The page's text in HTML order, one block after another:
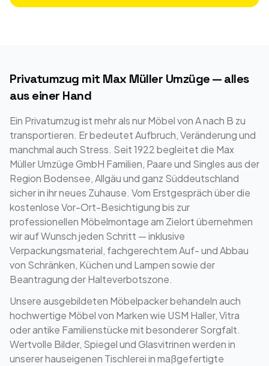
Privatumzug mit Max Müller Umzüge — alles
aus einer Hand
Ein Privatumzug ist mehr als nur Möbel von A nach B zu
transportieren. Er bedeutet Aufbruch, Veränderung und
manchmal auch Stress. Seit 1922 begleitet die Max
Müller Umzüge GmbH Familien, Paare und Singles aus der
Region Bodensee, Allgäu und ganz Süddeutschland
sicher in ihr neues Zuhause. Vom Erstgespräch über die
kostenlose Vor-Ort-Besichtigung bis zur
professionellen Möbelmontage am Zielort übernehmen
wir auf Wunsch jeden Schritt — inklusive
Verpackungsmaterial, fachgerechtem Auf- und Abbau
von Schränken, Küchen und Lampen sowie der
Beantragung der Halteverbotszone.
Unsere ausgebildeten Möbelpacker behandeln auch
hochwertige Möbel von Marken wie USM Haller, Vitra
oder antike Familienstücke mit besonderer Sorgfalt.
Wertvolle Bilder, Spiegel und Glasvitrinen werden in
unserer hauseigenen Tischlerei in maßgefertigte